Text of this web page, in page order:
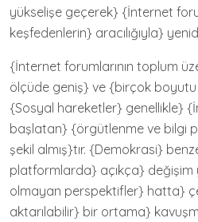
yükselişe geçerek} {İnternet
keşfedenlerin} aracılığıyla}
{İnternet forumlarının toplum
ölçüde geniş} ve {birçok
{Sosyal hareketler} genellikle}
başlatan} {örgütlenme ve bilgi
şekil almış}tır. {Demokrasi}
platformlarda} açıkça} değişim
olmayan perspektifler} hatta}
aktarılabilir} bir ortama}